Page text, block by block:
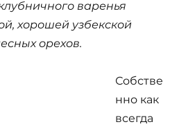
варенья
хорошей узбекской
орехов.
Собстве
нно как
всегда